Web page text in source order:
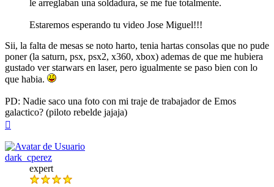
le arreglaban una soldadura, se me fue totalmente.
Estaremos esperando tu video Jose Miguel!!!
Sii, la falta de mesas se noto harto, tenia hartas consolas que no pude
poner (la saturn, psx, psx2, x360, xbox) ademas de que me hubiera
gustado ver starwars en laser, pero igualmente se paso bien con lo
que habia.
PD: Nadie saco una foto con mi traje de trabajador de Emos
galactico? (piloto rebelde jajaja)
dark_cperez
expert